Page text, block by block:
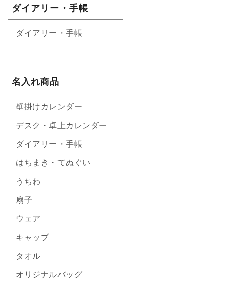
ダイアリー・手帳
ダイアリー・手帳
名入れ商品
壁掛けカレンダー
デスク・卓上カレンダー
ダイアリー・手帳
はちまき・てぬぐい
うちわ
扇子
ウェア
キャップ
タオル
オリジナルバッグ